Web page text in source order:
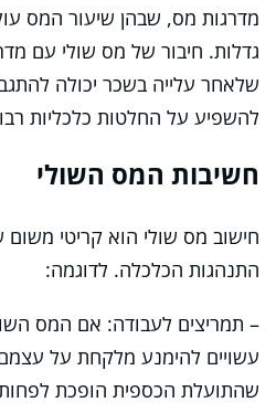
מדרגות מס, שבהן שיעור המס
גדלות. חיבור של מס שולי עם
שלאחר עלייה בשכר יכולה
להשפיע על החלטות כלכליות
חשיבות המס השולי
חישוב מס שולי הוא קריטי
התנהגות הכלכלה. לדוגמה:
– תמריצים לעבודה: אם המס
עשויים להימנע מלקחת על עצמם
שהתועלת הכספית הופכת